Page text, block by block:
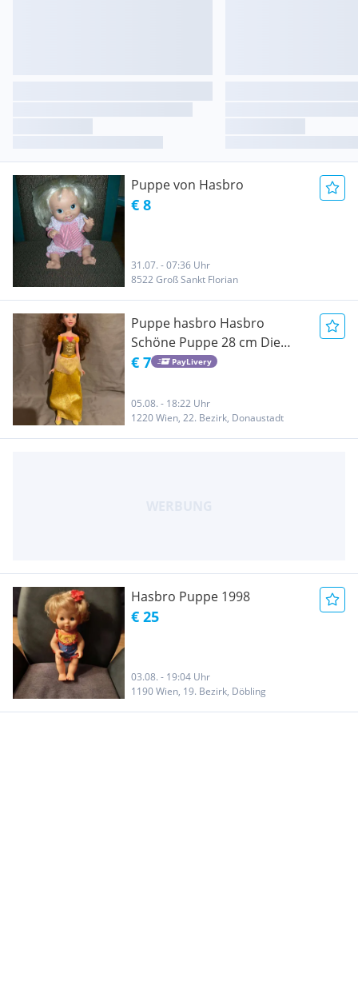
Puppe von Hasbro
€ 8
31.07. - 07:36 Uhr
8522 Groß Sankt Florian
Puppe hasbro Hasbro
Schöne Puppe 28 cm Die
Schöne und das Biest Disney
€ 7 PayLivery
05.08. - 18:22 Uhr
1220 Wien, 22. Bezirk, Donaustadt
Hasbro Puppe 1998
€ 25
03.08. - 19:04 Uhr
1190 Wien, 19. Bezirk, Döbling